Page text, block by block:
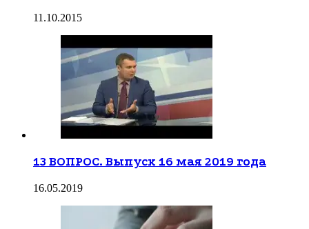
11.10.2015
13 ВОПРОС. Выпуск 16 мая 2019 года
16.05.2019